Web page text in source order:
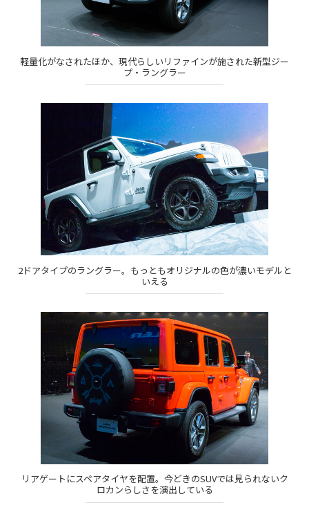
軽量化がなされたほか、現代らしいリファインが施された新型ジー
プ・ラングラー
2ドアタイプのラングラー。もっともオリジナルの色が濃いモデルと
いえる
リアゲートにスペアタイヤを配置。今どきのSUVでは見られないク
ロカンらしさを演出している